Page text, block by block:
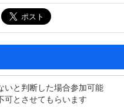
いと判断した場合参加可能
可とさせてもらいます